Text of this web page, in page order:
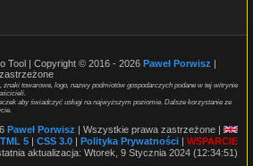
Tool | Copyright © 2016 - 2026 Paweł Porwisz |
towarowe, logo, nazwy podmiotów gospodarczych podane w tej witrynie
aby świadczyć usługi na najwyższym poziomie. Dalsze korzystanie ze
Paweł Porwisz | Wszystkie prawa zastrzeżone |
5 | CSS 3.0 | Polityka Prywatności | WSPARCIE
aktualizacja: Wtorek, 9 Stycznia 2024 (12:34:51)